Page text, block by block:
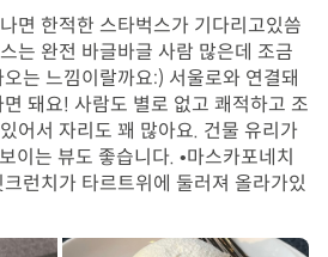
면 한적한 스타벅스가 기다리고있씀
는 완전 바글바글 사람 많은데 조금
는 느낌이랄까요:) 서울로와 연결돼
돼요! 사람도 별로 없고 쾌적하고 조
어서 자리도 꽤 많아요. 건물 유리가
이는 뷰도 좋습니다. •마스카포네치
런치가 타르트위에 둘러져 올라가있